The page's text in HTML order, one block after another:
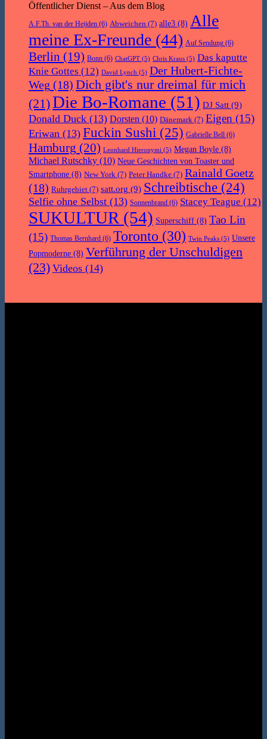
Öffentlicher Dienst – Aus dem Blog
A.F.Th. van der Heijden (6) Abweichen (7) alle3 (8) Alle
meine Ex-Freunde (44) Auf Sendung (6)
Berlin (19) Bonn (6) ChatGPT (5) Chris Kraus (5) Das kaputte
Knie Gottes (12) David Lynch (5) Der Hubert-Fichte-
Weg (18) Dich gibt's nur dreimal für mich
(21)Die Bo-Romane (51) DJ Satt (9)
Donald Duck (13) Dorsten (10) Dänemark (7) Eigen (15)
Eriwan (13) Fuckin Sushi (25) Gabrielle Bell (6)
Hamburg (20) Leonhard Hieronymi (5) Megan Boyle (8)
Michael Rutschky (10) Neue Geschichten von Toaster und
Smartphone (8) New York (7) Peter Handke (7) Rainald Goetz
(18) Ruhrgebiet (7) satt.org (9) Schreibtische (24)
Selfie ohne Selbst (13) Sonnenbrand (6) Stacey Teague (12)
SUKULTUR (54) Superschiff (8) Tao Lin
(15) Thomas Bernhard (6) Toronto (30) Twin Peaks (5) Unsere
Popmoderne (8) Verführung der Unschuldigen
(23) Videos (14)